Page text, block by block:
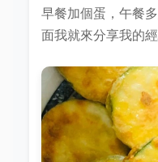
早餐加個蛋，午餐
面我就來分享我的